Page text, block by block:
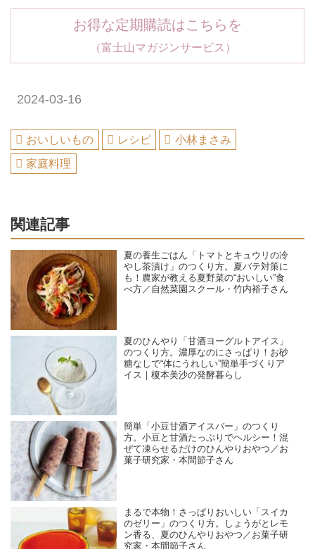
お得な定期購読はこちらを
（富士山マガジンサービス）
2024-03-16
おいしいもの レシピ
小林まさみ
家庭料理
関連記事
夏の養生ごはん「トマトとキュウリの冷
やし茶漬け」のつくり方。夏バテ対策に
も！農家が教える夏野菜の“おいしい”食
べ方／自然菜園スクール・竹内裕子さん
夏のひんやり「甘酒ヨーグルトアイス」
のつくり方。濃厚なのにさっぱり！お砂
糖なしで“体にうれしい”簡単手づくりア
イス｜榎本美沙の発酵暮らし
簡単「小豆甘酒アイスバー」のつくり
方。小豆と甘酒たっぷりでヘルシー！混
ぜて凍らせるだけのひんやりおやつ／お
菓子研究家・本間節子さん
まるで本物！さっぱりおいしい「スイカ
のゼリー」のつくり方。しょうがとレモ
ン香る、夏のひんやりおやつ／お菓子研
究家・本間節子さん